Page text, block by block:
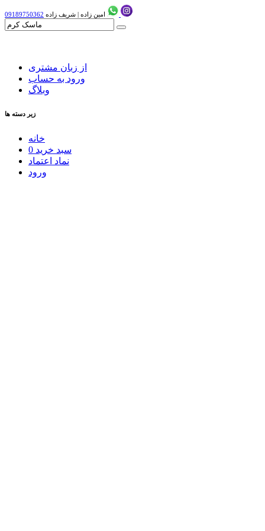
09189750362 امین زاده | شریف زاده
از زبان مشتری
ورود به حساب
وبلاگ
زیر دسته ها
خانه
0 سبد خرید
نماد اعتماد
ورود